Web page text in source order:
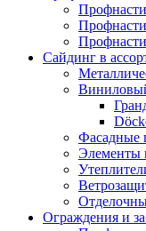
Сайдинг в
Фасадные
Элементы
Ограждения и